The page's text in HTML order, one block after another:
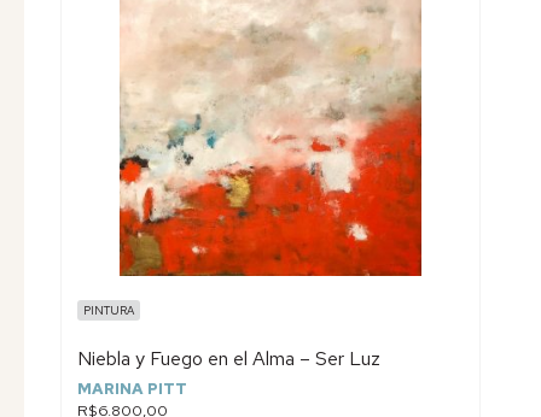
PINTURA
Niebla y Fuego en el Alma – Ser Luz
MARINA PITT
R$6.800,00